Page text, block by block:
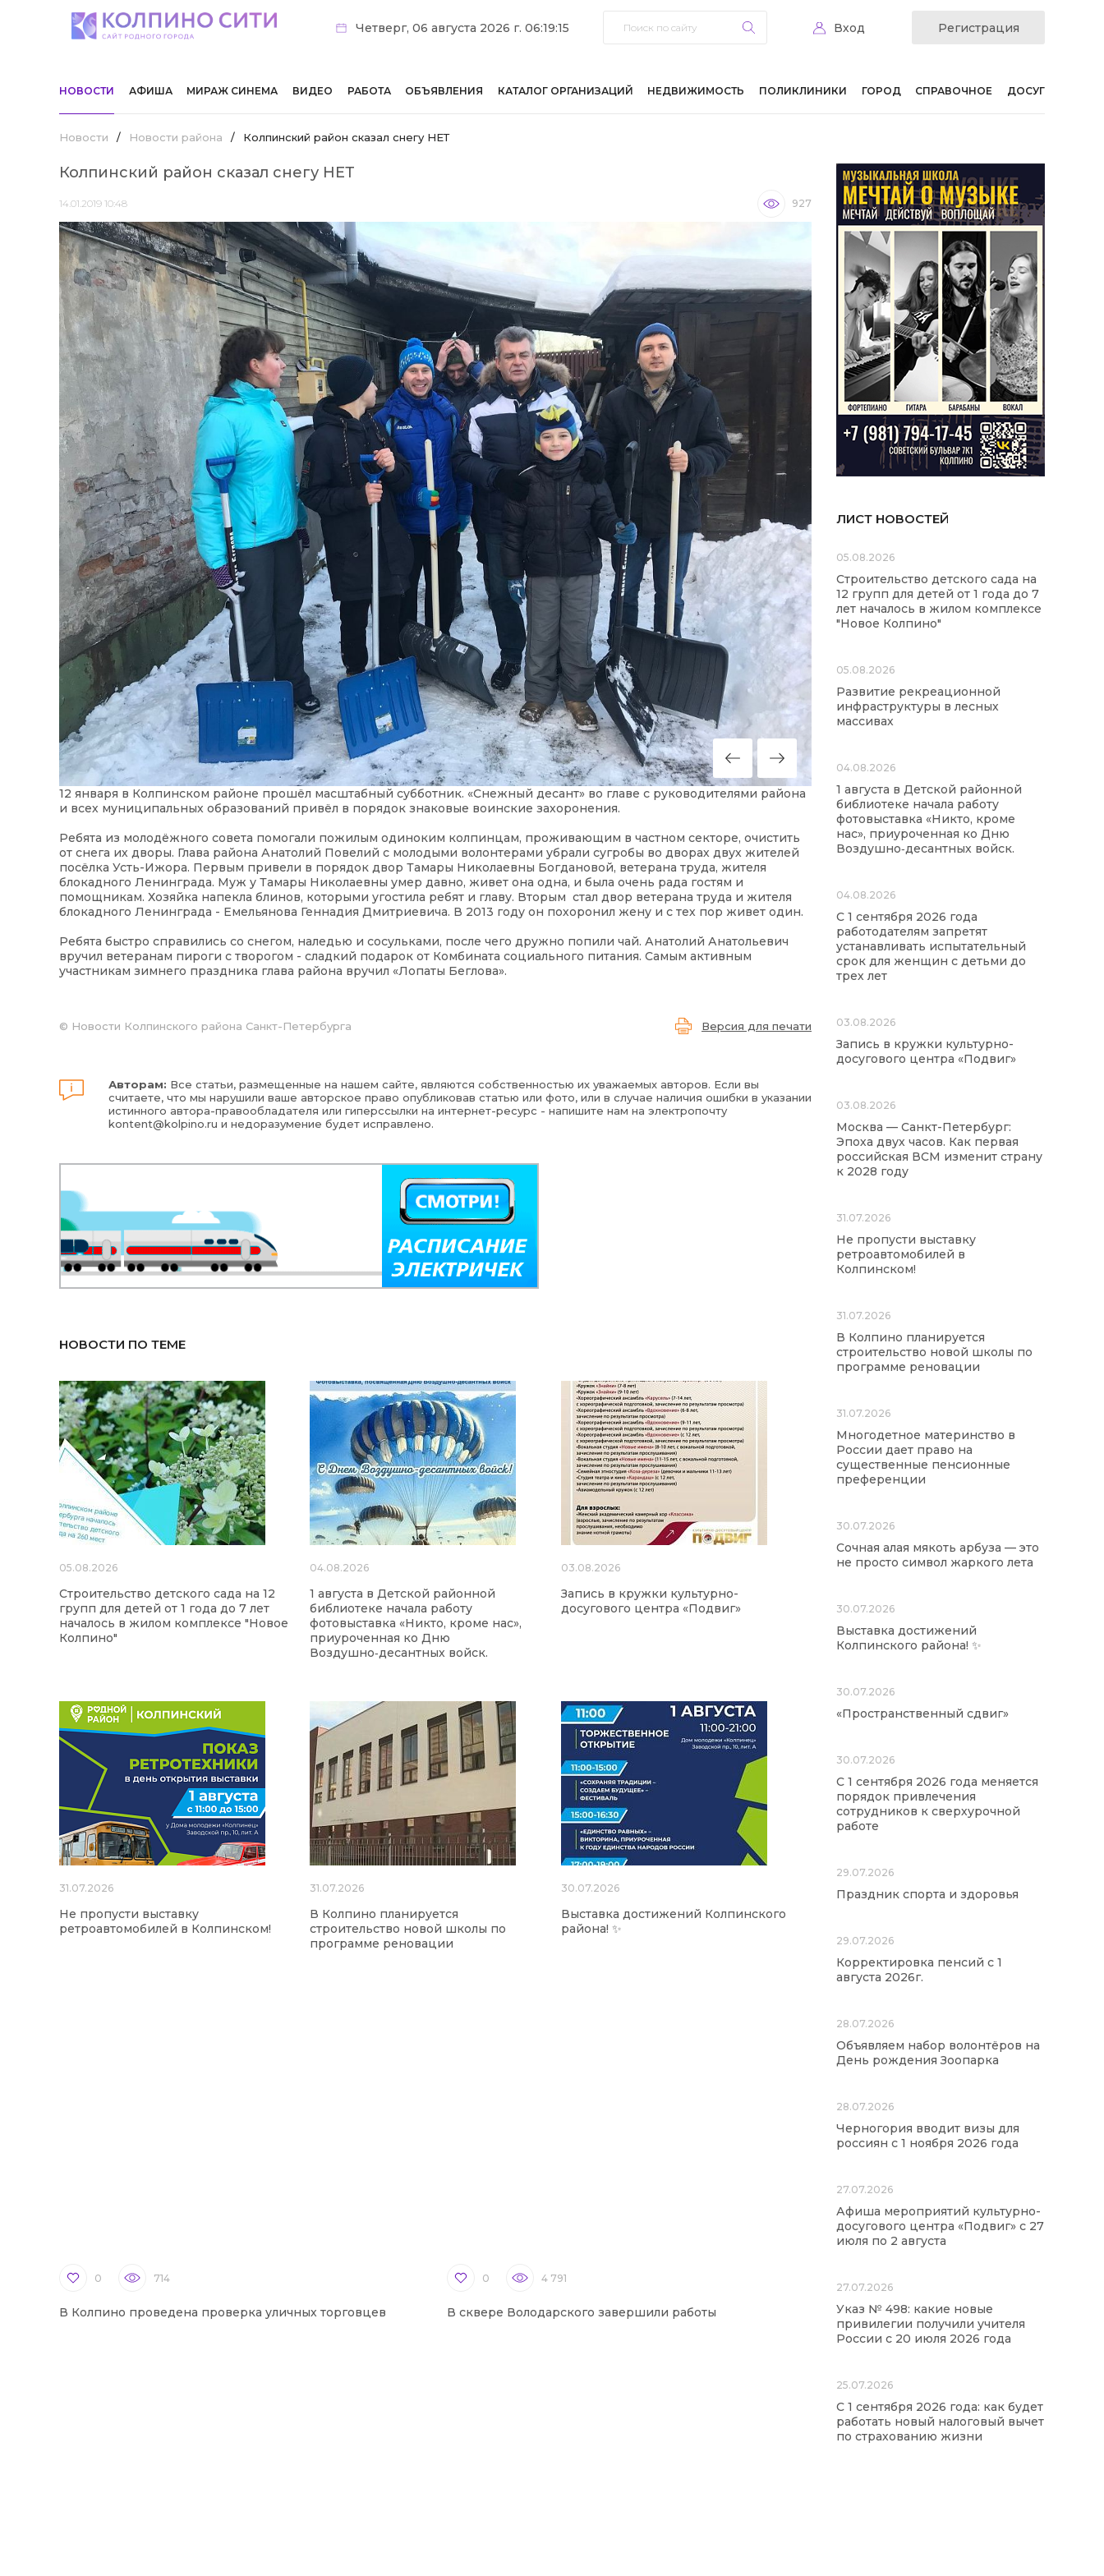
Четверг, 06 августа 2026 г. 06:19:15 Вход Регистрация
НОВОСТИ АФИША МИРАЖ СИНЕМА ВИДЕО РАБОТА ОБЪЯВЛЕНИЯ КАТАЛОГ ОРГАНИЗАЦИЙ НЕДВИЖИМОСТЬ ПОЛИКЛИНИКИ ГОРОД СПРАВОЧНОЕ ДОСУГ
Новости / Новости района / Колпинский район сказал снегу НЕТ
Колпинский район сказал снегу НЕТ
14.01.2019 10:48 927
12 января в Колпинском районе прошёл масштабный субботник. «Снежный десант» во главе с руководителями района
и всех муниципальных образований привёл в порядок знаковые воинские захоронения.
Ребята из молодёжного совета помогали пожилым одиноким колпинцам, проживающим в частном секторе, очистить
от снега их дворы. Глава района Анатолий Повелий с молодыми волонтерами убрали сугробы во дворах двух жителей
посёлка Усть-Ижора. Первым привели в порядок двор Тамары Николаевны Богдановой, ветерана труда, жителя
блокадного Ленинграда. Муж у Тамары Николаевны умер давно, живет она одна, и была очень рада гостям и
помощникам. Хозяйка напекла блинов, которыми угостила ребят и главу. Вторым стал двор ветерана труда и жителя
блокадного Ленинграда - Емельянова Геннадия Дмитриевича. В 2013 году он похоронил жену и с тех пор живет один.
Ребята быстро справились со снегом, наледью и сосульками, после чего дружно попили чай. Анатолий Анатольевич
вручил ветеранам пироги с творогом - сладкий подарок от Комбината социального питания. Самым активным
участникам зимнего праздника глава района вручил «Лопаты Беглова».
© Новости Колпинского района Санкт-Петербурга Версия для печати
Авторам: Все статьи, размещенные на нашем сайте, являются собственностью их уважаемых авторов. Если вы
считаете, что мы нарушили ваше авторское право опубликовав статью или фото, или в случае наличия ошибки в указании
истинного автора-правообладателя или гиперссылки на интернет-ресурс - напишите нам на электропочту
kontent@kolpino.ru и недоразумение будет исправлено.
НОВОСТИ ПО ТЕМЕ
05.08.2026
Строительство детского сада на 12
групп для детей от 1 года до 7 лет
началось в жилом комплексе "Новое
Колпино"
04.08.2026
1 августа в Детской районной
библиотеке начала работу
фотовыставка «Никто, кроме нас»,
приуроченная ко Дню
Воздушно‑десантных войск.
03.08.2026
Запись в кружки культурно-
досугового центра «Подвиг»
31.07.2026
Не пропусти выставку
ретроавтомобилей в Колпинском!
31.07.2026
В Колпино планируется
строительство новой школы по
программе реновации
30.07.2026
Выставка достижений Колпинского
района! ✨
0 714
В Колпино проведена проверка уличных торговцев
0 4 791
В сквере Володарского завершили работы
ЛИСТ НОВОСТЕЙ
05.08.2026
Строительство детского сада на
12 групп для детей от 1 года до 7
лет началось в жилом комплексе
"Новое Колпино"
05.08.2026
Развитие рекреационной
инфраструктуры в лесных
массивах
04.08.2026
1 августа в Детской районной
библиотеке начала работу
фотовыставка «Никто, кроме
нас», приуроченная ко Дню
Воздушно‑десантных войск.
04.08.2026
С 1 сентября 2026 года
работодателям запретят
устанавливать испытательный
срок для женщин с детьми до
трех лет
03.08.2026
Запись в кружки культурно-
досугового центра «Подвиг»
03.08.2026
Москва — Санкт-Петербург:
Эпоха двух часов. Как первая
российская ВСМ изменит страну
к 2028 году
31.07.2026
Не пропусти выставку
ретроавтомобилей в
Колпинском!
31.07.2026
В Колпино планируется
строительство новой школы по
программе реновации
31.07.2026
Многодетное материнство в
России дает право на
существенные пенсионные
преференции
30.07.2026
Сочная алая мякоть арбуза — это
не просто символ жаркого лета
30.07.2026
Выставка достижений
Колпинского района! ✨
30.07.2026
«Пространственный сдвиг»
30.07.2026
С 1 сентября 2026 года меняется
порядок привлечения
сотрудников к сверхурочной
работе
29.07.2026
Праздник спорта и здоровья
29.07.2026
Корректировка пенсий с 1
августа 2026г.
28.07.2026
Объявляем набор волонтёров на
День рождения Зоопарка
28.07.2026
Черногория вводит визы для
россиян с 1 ноября 2026 года
27.07.2026
Афиша мероприятий культурно-
досугового центра «Подвиг» с 27
июля по 2 августа
27.07.2026
Указ № 498: какие новые
привилегии получили учителя
России с 20 июля 2026 года
25.07.2026
С 1 сентября 2026 года: как будет
работать новый налоговый вычет
по страхованию жизни